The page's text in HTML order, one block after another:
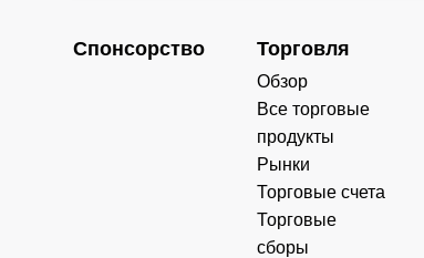
Спонсорство Торговля
Обзор
Все торговые
продукты
Рынки
Торговые счета
Торговые
сборы